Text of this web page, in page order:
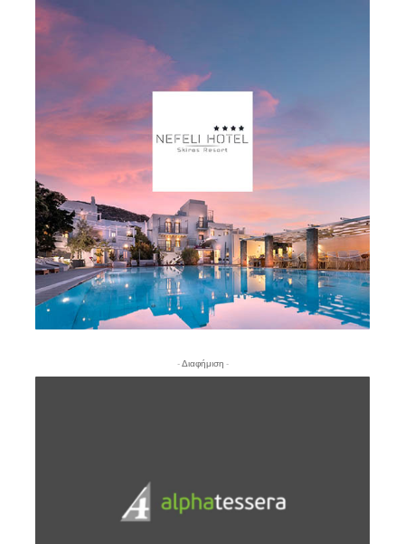
- Διαφήμιση -